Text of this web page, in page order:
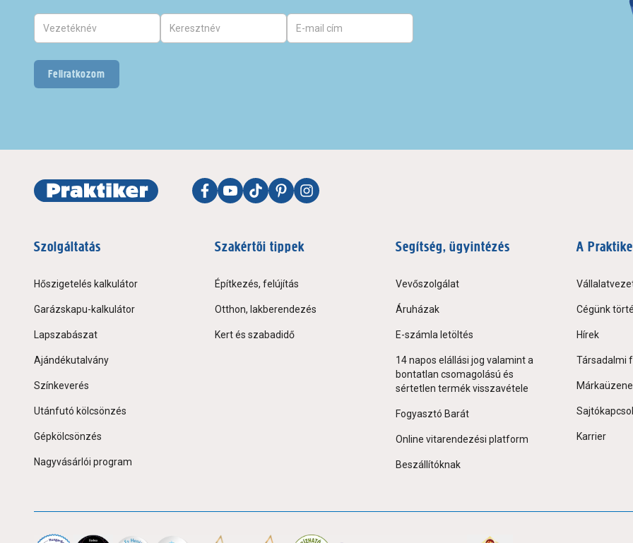
Feliratkozom
Szolgáltatás
Hőszigetelés kalkulátor
Garázskapu-kalkulátor
Lapszabászat
Ajándékutalvány
Színkeverés
Utánfutó kölcsönzés
Gépkölcsönzés
Nagyvásárlói program
Szakértői tippek
Építkezés, felújítás
Otthon, lakberendezés
Kert és szabadidő
Segítség, ügyintézés
Vevőszolgálat
Áruházak
E-számla letöltés
14 napos elállási jog valamint a
bontatlan csomagolású és
sértetlen termék visszavétele
Fogyasztó Barát
Online vitarendezési platform
Beszállítóknak
A
Cégünk
Hírek
Társadalmi
Karrier